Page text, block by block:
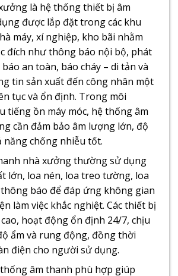
là hệ thống thiết bị âm
được lắp đặt trong các khu
máy, xí nghiệp, kho bãi nhằm
đích như thông báo nội bộ, phát
an toàn, báo cháy – di tản và
tin sản xuất đến công nhân một
tục và ổn định. Trong môi
tiếng ồn máy móc, hệ thống âm
cần đảm bảo âm lượng lớn, độ
năng chống nhiễu tốt.
nhà xưởng thường sử dụng
lớn, loa nén, loa treo tường, loa
báo để đáp ứng không gian
làm việc khắc nghiệt. Các thiết bị
hoạt động ổn định 24/7, chịu
ẩm và rung động, đồng thời
điện cho người sử dụng.
âm thanh phù hợp giúp